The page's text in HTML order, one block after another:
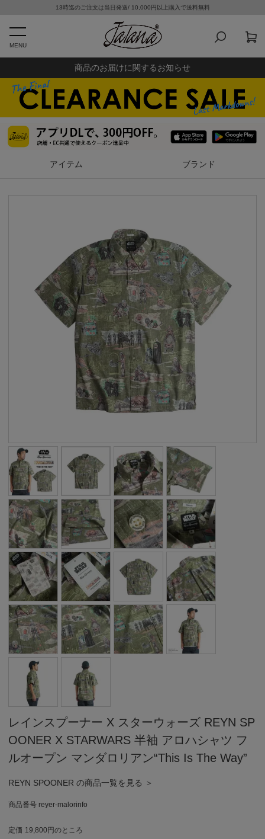
13時迄のご注文は当日発送/ 10,000円以上購入で送料無料
MENU
商品のお届けに関するお知らせ
アイテム ブランド
レインスプーナー X スターウォーズ REYN SP
OONER X STARWARS 半袖 アロハシャツ フ
ルオープン マンダロリアン“This Is The Way”
REYN SPOONER の商品一覧を見る ＞
商品番号 reyer-malorinfo
定価 19,800 のところ